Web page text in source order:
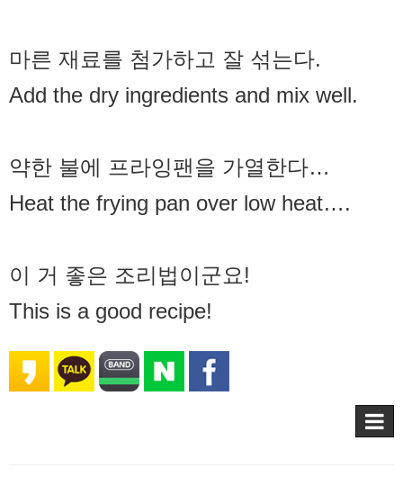
마른 재료를 첨가하고 잘 섞는다.
Add the dry ingredients and mix well.
약한 불에 프라잉팬을 가열한다…
Heat the frying pan over low heat….
이 거 좋은 조리법이군요!
This is a good recipe!